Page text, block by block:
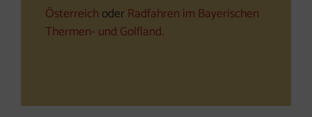
Österreich oder Radfahren im Bayerischen
Thermen- und Golfland.